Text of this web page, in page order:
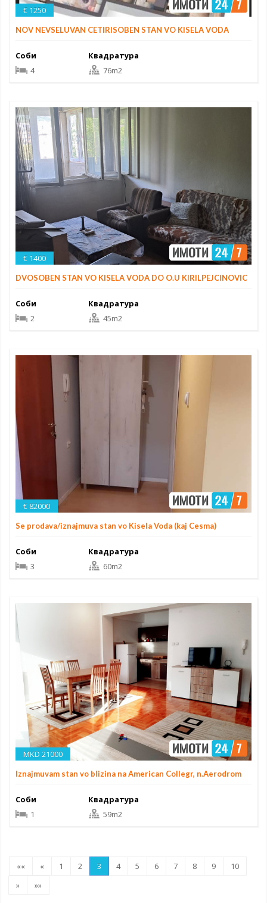
€ 1250
NOV NEVSELUVAN CETIRISOBEN STAN VO KISELA VODA
Соби
4
Квадратура
76m2
€ 1400
DVOSOBEN STAN VO KISELA VODA DO O.U KIRILPEJCINOVIC
Соби
2
Квадратура
45m2
€ 82000
Se prodava/iznajmuva stan vo Kisela Voda (kaj Cesma)
Соби
3
Квадратура
60m2
MKD 21000
Iznajmuvam stan vo blizina na American Collegr, n.Aerodrom
Соби
1
Квадратура
59m2
«« « 1 2 3 4 5 6 7 8 9
10
»
»»